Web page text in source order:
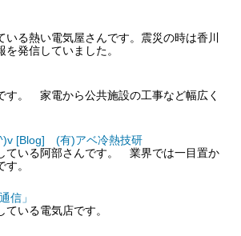
いる熱い電気屋さんです。震災の時は香川
発信していました。
す。 家電から公共施設の工事など幅広く
[Blog] (有)アベ冷熱技研
ている阿部さんです。 業界では一目置か
。
信」
ている電気店です。